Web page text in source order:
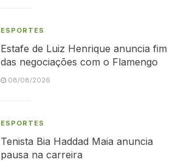
ESPORTES
Estafe de Luiz Henrique anuncia fim
das negociações com o Flamengo
08/08/2026
ESPORTES
Tenista Bia Haddad Maia anuncia
pausa na carreira